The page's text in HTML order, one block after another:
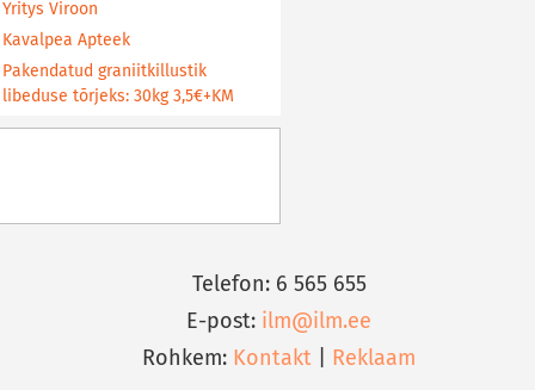
Yritys Viroon
Kavalpea Apteek
Pakendatud graniitkillustik
libeduse tõrjeks: 30kg 3,5€+KM
Telefon: 6 565 655
E-post: ilm@ilm.ee
Rohkem: Kontakt Reklaam